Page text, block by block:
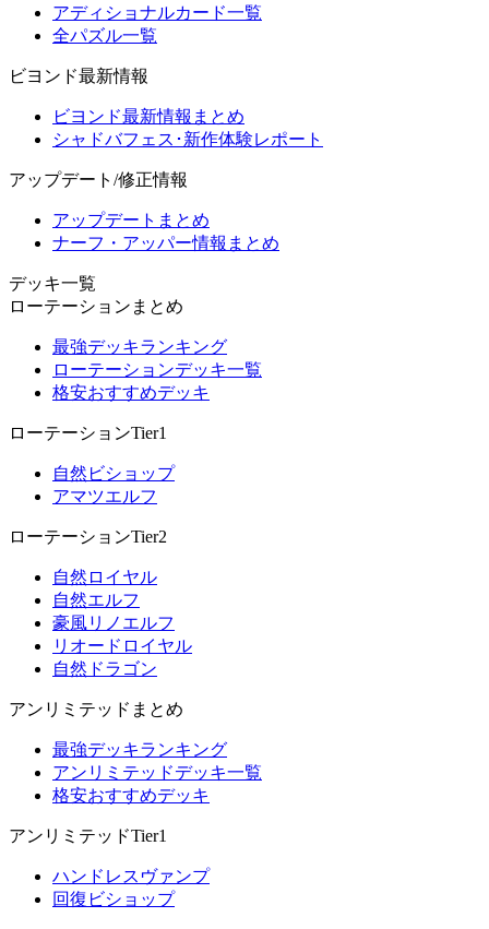
アディショナルカード一覧
全パズル一覧
ビヨンド最新情報
ビヨンド最新情報まとめ
シャドバフェス･新作体験レポート
アップデート/修正情報
アップデートまとめ
ナーフ・アッパー情報まとめ
デッキ一覧
ローテーションまとめ
最強デッキランキング
ローテーションデッキ一覧
格安おすすめデッキ
ローテーションTier1
自然ビショップ
アマツエルフ
ローテーションTier2
自然ロイヤル
自然エルフ
豪風リノエルフ
リオードロイヤル
自然ドラゴン
アンリミテッドまとめ
最強デッキランキング
アンリミテッドデッキ一覧
格安おすすめデッキ
アンリミテッドTier1
ハンドレスヴァンプ
回復ビショップ